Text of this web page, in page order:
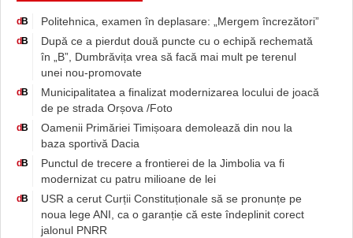
d B Politehnica, examen în deplasare: „Mergem încrezători”
d B
După ce a pierdut două puncte cu o echipă rechemată
în „B”, Dumbrăvița vrea să facă mai mult pe terenul
unei nou-promovate
d B
Municipalitatea a finalizat modernizarea locului de joacă
de pe strada Orșova /Foto
d B
Oamenii Primăriei Timișoara demolează din nou la
baza sportivă Dacia
d B
Punctul de trecere a frontierei de la Jimbolia va fi
modernizat cu patru milioane de lei
d B
USR a cerut Curții Constituționale să se pronunțe pe
noua lege ANI, ca o garanție că este îndeplinit corect
jalonul PNRR